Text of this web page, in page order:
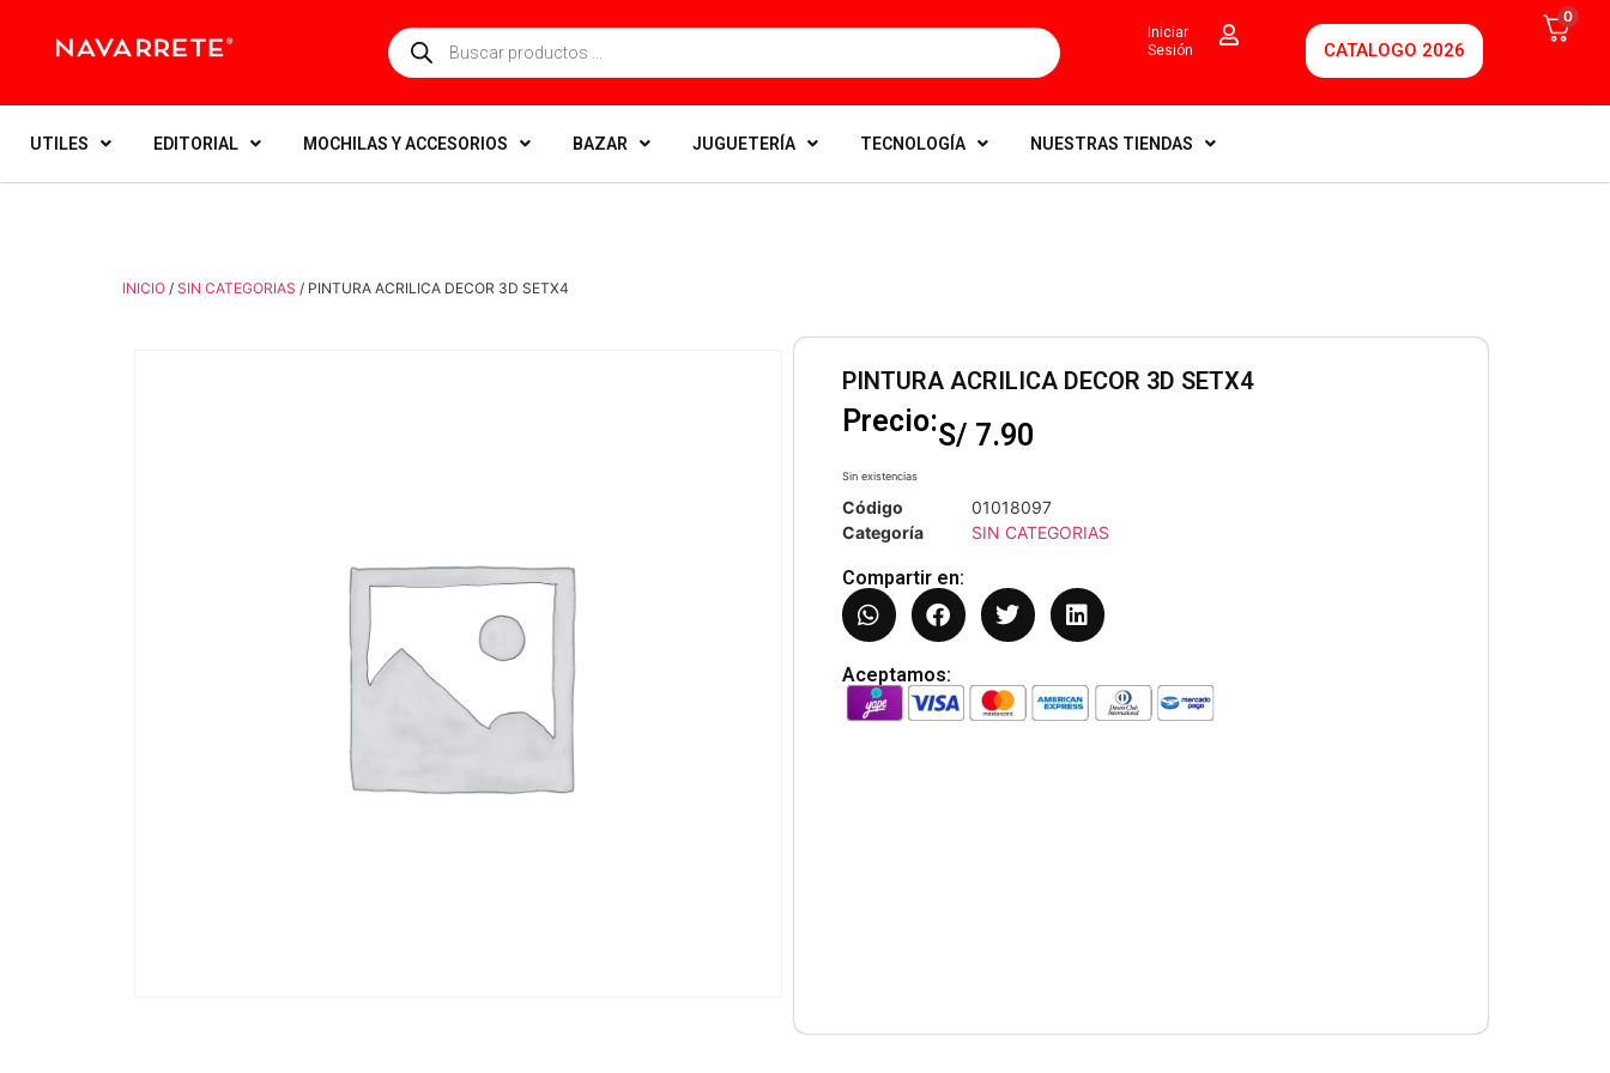
Iniciar
Sesión
CATALOGO 2026
0
UTILES EDITORIAL MOCHILAS Y ACCESORIOS BAZAR JUGUETERÍA TECNOLOGÍA NUESTRAS TIENDAS
INICIO / SIN CATEGORIAS / PINTURA ACRILICA DECOR 3D SETX4
PINTURA ACRILICA DECOR 3D SETX4
Precio:S/ 7.90
Sin existencias
Código
01018097
Categoría
SIN CATEGORIAS
Compartir en:
Aceptamos: